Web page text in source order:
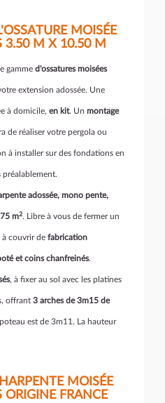
MOISÉE
3.50 M X 10.50 M
gamme d'ossatures moisées
extension adossée. Une
à domicile, en kit. Un montage
de réaliser votre pergola ou
à installer sur des fondations en
préalablement.
adossée, mono pente,
m2. Libre à vous de fermer un
à couvrir de fabrication
et coins chanfreinés.
, à fixer au sol avec les platines
offrant 3 arches de 3m15 de
est de 3m11. La hauteur
MOISÉE
ORIGINE FRANCE